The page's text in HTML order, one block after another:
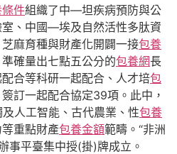
件組織了中—坦疾病預防與公
、中國—埃及自然活性多肽資
麻育種與財產化開闢一接包養
確量出七點五公分的包養網長
合等科研一起配合、人才培包
訂一起配合協定39項。此中，
人工智能、古代農業、性包養
重點財產包養金額範疇。“非洲
事平臺集中授(掛)牌成立。